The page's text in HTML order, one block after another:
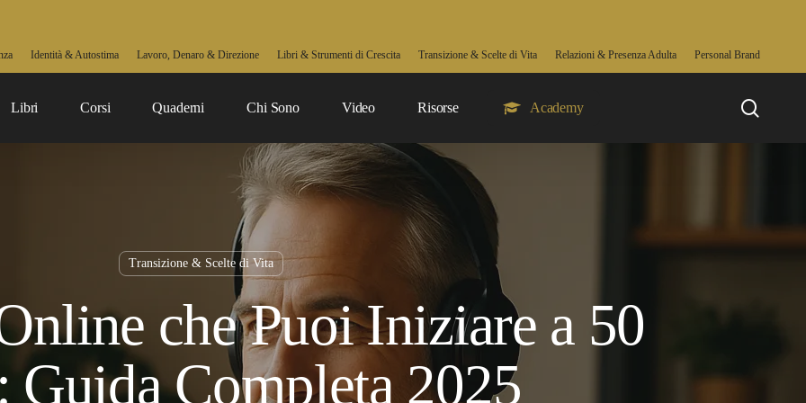
Identità & Autostima Lavoro, Denaro & Direzione Libri & Strumenti di Crescita Transizione & Scelte di Vita Relazioni & Presenza Adulta Personal Brand
Libri Corsi Quaderni Chi Sono Video Risorse Academy
Transizione & Scelte di Vita
che Puoi Iniziare a 50
Completa 2025